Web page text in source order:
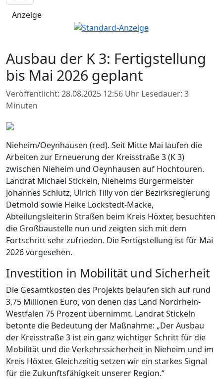
Anzeige
Ausbau der K 3: Fertigstellung
bis Mai 2026 geplant
Veröffentlicht: 28.08.2025 12:56 Uhr Lesedauer: 3
Minuten
Nieheim/Oeynhausen (red). Seit Mitte Mai laufen die
Arbeiten zur Erneuerung der Kreisstraße 3 (K 3)
zwischen Nieheim und Oeynhausen auf Hochtouren.
Landrat Michael Stickeln, Nieheims Bürgermeister
Johannes Schlütz, Ulrich Tilly von der Bezirksregierung
Detmold sowie Heike Lockstedt-Macke,
Abteilungsleiterin Straßen beim Kreis Höxter, besuchten
die Großbaustelle nun und zeigten sich mit dem
Fortschritt sehr zufrieden. Die Fertigstellung ist für Mai
2026 vorgesehen.
Investition in Mobilität und Sicherheit
Die Gesamtkosten des Projekts belaufen sich auf rund
3,75 Millionen Euro, von denen das Land Nordrhein-
Westfalen 75 Prozent übernimmt. Landrat Stickeln
betonte die Bedeutung der Maßnahme: „Der Ausbau
der Kreisstraße 3 ist ein ganz wichtiger Schritt für die
Mobilität und die Verkehrssicherheit in Nieheim und im
Kreis Höxter. Gleichzeitig setzen wir ein starkes Signal
für die Zukunftsfähigkeit unserer Region.“